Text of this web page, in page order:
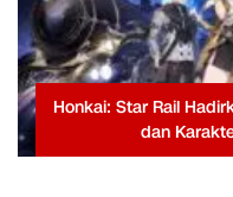
Honkai: Star Rail
dan